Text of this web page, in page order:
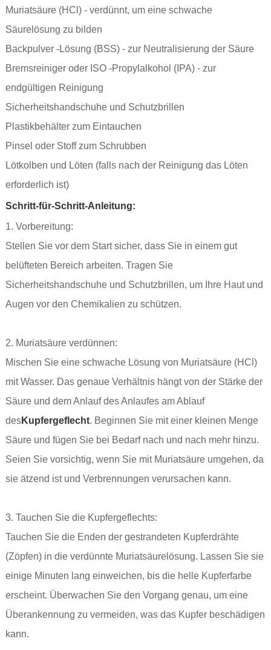
Muriatsäure (HCl) - verdünnt, um eine schwache
Säurelösung zu bilden
Backpulver -Lösung (BSS) - zur Neutralisierung der Säure
Bremsreiniger oder ISO -Propylalkohol (IPA) - zur
endgültigen Reinigung
Sicherheitshandschuhe und Schutzbrillen
Plastikbehälter zum Eintauchen
Pinsel oder Stoff zum Schrubben
Lötkolben und Löten (falls nach der Reinigung das Löten
erforderlich ist)
Schritt-für-Schritt-Anleitung:
1. Vorbereitung:
Stellen Sie vor dem Start sicher, dass Sie in einem gut
belüfteten Bereich arbeiten. Tragen Sie
Sicherheitshandschuhe und Schutzbrillen, um Ihre Haut und
Augen vor den Chemikalien zu schützen.
2. Muriatsäure verdünnen:
Mischen Sie eine schwache Lösung von Muriatsäure (HCl)
mit Wasser. Das genaue Verhältnis hängt von der Stärke der
Säure und dem Anlauf des Anlaufes am Ablauf
desKupfergeflecht. Beginnen Sie mit einer kleinen Menge
Säure und fügen Sie bei Bedarf nach und nach mehr hinzu.
Seien Sie vorsichtig, wenn Sie mit Muriatsäure umgehen, da
sie ätzend ist und Verbrennungen verursachen kann.
3. Tauchen Sie die Kupfergeflechts:
Tauchen Sie die Enden der gestrandeten Kupferdrähte
(Zöpfen) in die verdünnte Muriatsäurelösung. Lassen Sie sie
einige Minuten lang einweichen, bis die helle Kupferfarbe
erscheint. Überwachen Sie den Vorgang genau, um eine
Überankennung zu vermeiden, was das Kupfer beschädigen
kann.